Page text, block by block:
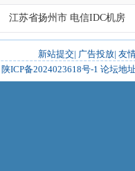
江苏省扬州市 电信IDC机房
新站提交| 广告投放| 友
陕ICP备2024023618号-1 论坛地